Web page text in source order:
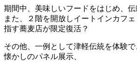
期間中、美味しいフードをはじめ、伝
また、２階を開放しイートインカフ
指す蕎麦店が限定復活？
その他、一例として津軽伝統を体験
懐かしのパネル展示、